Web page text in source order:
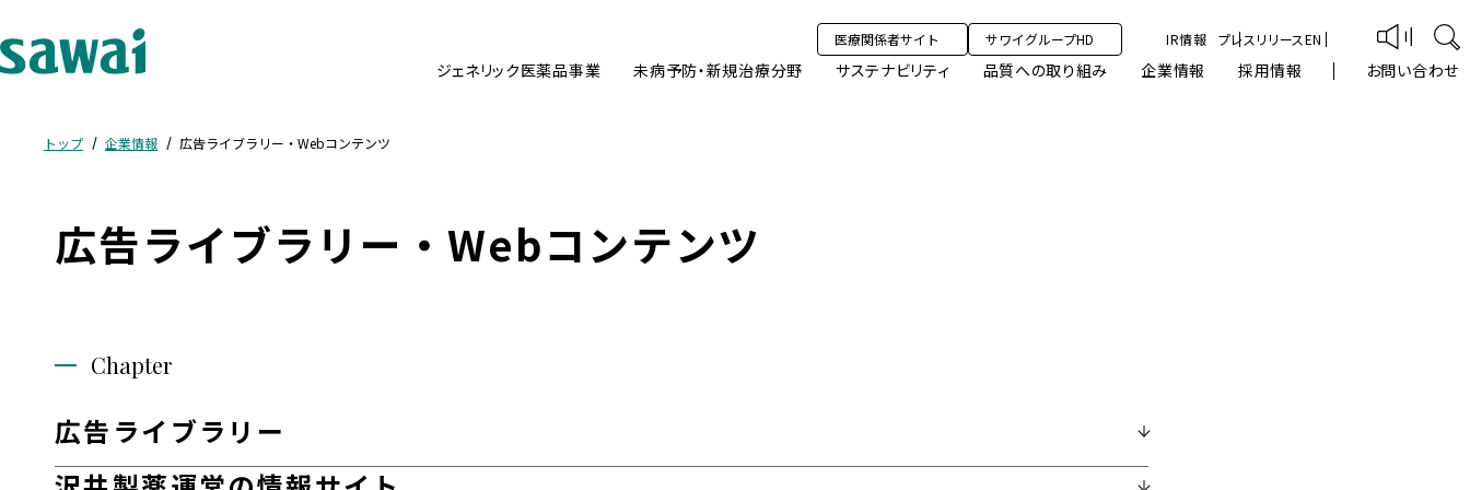
医療関係者サイト サワイグループHD IR情報 プレスリリースEN
ジェネリック医薬品事業 未病予防・新規治療分野 サステナビリティ 品質への取り組み 企業情報 採用情報 お問い合わせ
トップ 企業情報 広告ライブラリー・Webコンテンツ
広告ライブラリー・Webコンテンツ
Chapter
広告ライブラリー